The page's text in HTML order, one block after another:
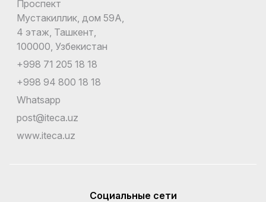
Проспект
Мустакиллик, дом 59А,
4 этаж, Ташкент,
100000, Узбекистан
+998 71 205 18 18
+998 94 800 18 18
Whatsapp
post@iteca.uz
www.iteca.uz
Социальные сети